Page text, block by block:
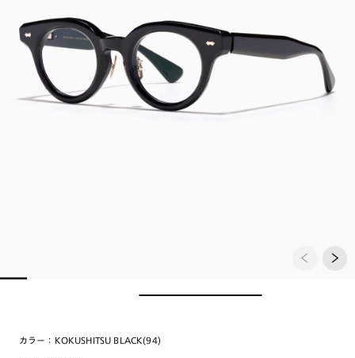
カラー： KOKUSHITSU BLACK(94)